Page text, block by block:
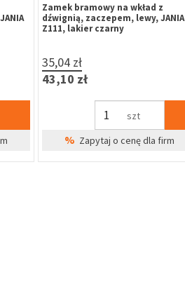
Zamek bramowy na wkład z
dźwignią, zaczepem, lewy, JANIA
Z111, lakier czarny
35,04 zł
43,10 zł
szt
% Zapytaj o cenę dla firm